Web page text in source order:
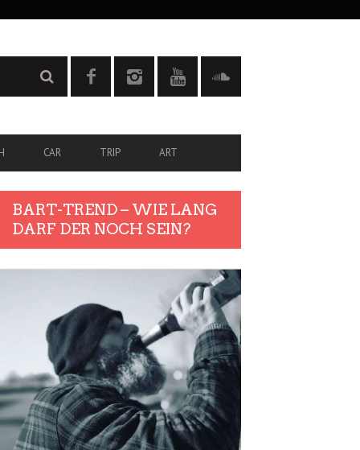
CAR TRIP ART
BART-TREND – WIE LANG
DARF DER NOCH SEIN?